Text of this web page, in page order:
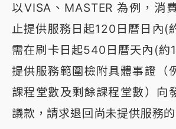
以VISA、MASTER 為例，消
止提供服務日起120日曆日內(
需在刷卡日起540日曆天內(約
提供服務範圍檢附具體事證（
課程堂數及剩餘課程堂數）向
議款，請求退回尚未提供服務的